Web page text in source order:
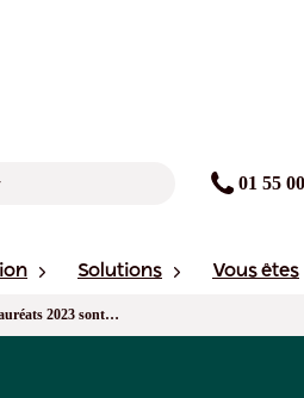
01 55
Solutions Vous êtes
2023 sont…